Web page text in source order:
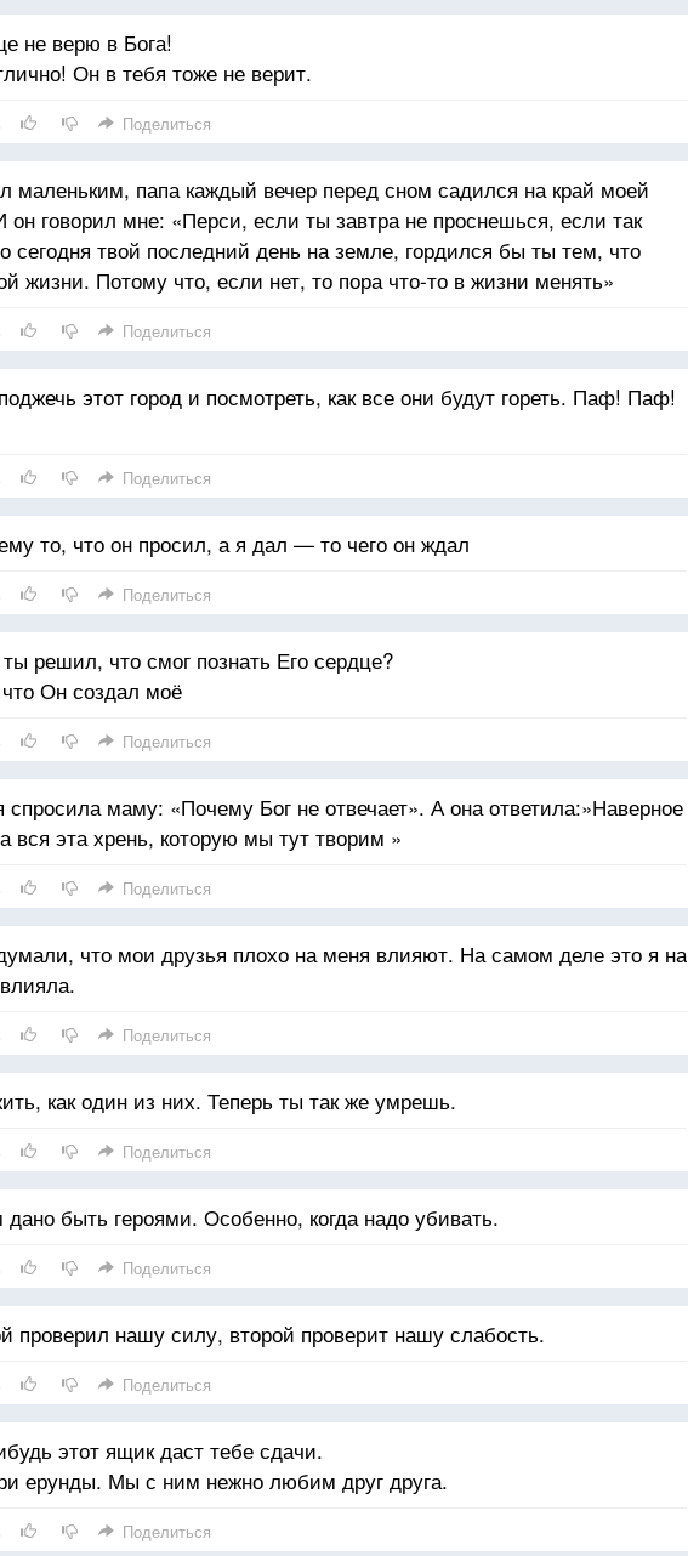
не верю в Бога!
Он в тебя тоже не верит.
Поделиться
маленьким, папа каждый вечер перед сном садился на край моей
он говорил мне: «Перси, если ты завтра не проснешься, если так
сегодня твой последний день на земле, гордился бы ты тем, что
жизни. Потому что, если нет, то пора что-то в жизни менять»
Поделиться
этот город и посмотреть, как все они будут гореть. Паф! Паф!
Поделиться
то, что он просил, а я дал — то чего он ждал
Поделиться
решил, что смог познать Его сердце?
Он создал моё
Поделиться
маму: «Почему Бог не отвечает». А она ответила:»Наверное
вся эта хрень, которую мы тут творим »
Поделиться
что мои друзья плохо на меня влияют. На самом деле это я на
Поделиться
как один из них. Теперь ты так же умрешь.
Поделиться
быть героями. Особенно, когда надо убивать.
Поделиться
проверил нашу силу, второй проверит нашу слабость.
Поделиться
этот ящик даст тебе сдачи.
ерунды. Мы с ним нежно любим друг друга.
Поделиться